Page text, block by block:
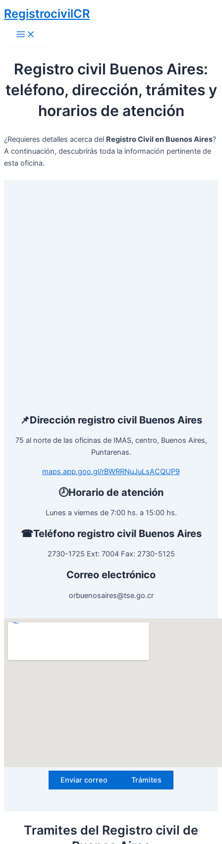
Ir
al
contenido
RegistrocivilCR
Main
Menu
Registro civil Buenos Aires:
teléfono, dirección, trámites y
horarios de atención
¿Requieres detalles acerca del Registro Civil en Buenos Aires?
A continuación, descubrirás toda la información pertinente de
esta oficina.
📌Dirección registro civil Buenos Aires
75 al norte de las oficinas de IMAS, centro, Buenos Aires,
Puntarenas.
maps.app.goo.gl/rBWRRNuJuLsACQUP9
🕗Horario de atención
Lunes a viernes de 7:00 hs. a 15:00 hs.
☎Teléfono registro civil Buenos Aires
2730-1725 Ext: 7004 Fax: 2730-5125
Correo electrónico
orbuenosaires@tse.go.cr
Enviar correo Trámites
Tramites del Registro civil de